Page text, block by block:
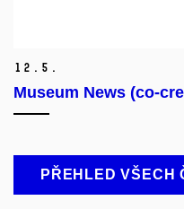
12. 5.
Museum News (co-
PŘEHLED VŠECH